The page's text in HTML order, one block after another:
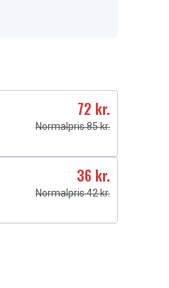
72 kr.
Normalpris 85 kr.
36 kr.
Normalpris 42 kr.